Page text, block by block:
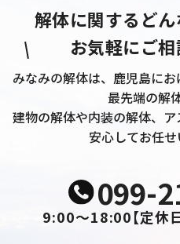
解体に関するど
お気軽にご相
みなみの解体は、鹿児島に
最先端の解
建物の解体や内装の解体、
安心してお任せ
099-
9:00～18:00【定休